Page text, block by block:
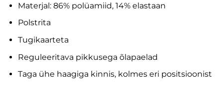
Materjal: 86% polüamiid, 14% elastaan
Polstrita
Tugikaarteta
Reguleeritava pikkusega õlapaelad
Taga ühe haagiga kinnis, kolmes eri positsioonist